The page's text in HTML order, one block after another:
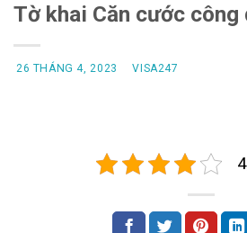
Tờ khai Căn cước công
26 THÁNG 4, 2023 VISA247